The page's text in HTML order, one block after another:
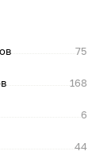
75
168
6
44